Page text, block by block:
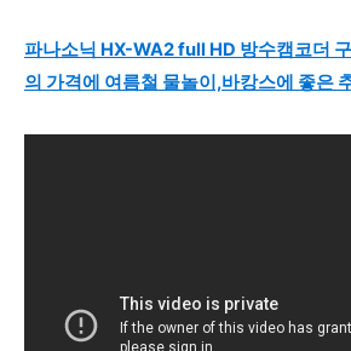
파나소닉 HX-WA2 full HD 방수캠코더
의 가격에 여름철 물놀이,바캉스에 좋은